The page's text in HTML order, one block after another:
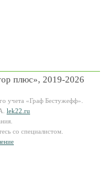
плюс», 2019-2026
учета «Граф Бестужефф».
lek22.ru
со специалистом.